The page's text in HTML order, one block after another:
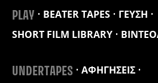
PLAY BEATER TAPES
ΓΕΥΣΗ
SHORT FILM LIBRARY
UNDERTAPES
ΑΦΗΓΗΣΕΙΣ